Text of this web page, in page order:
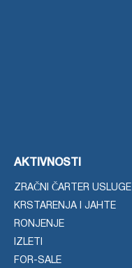
AKTIVNOSTI
ZRAČNI ČARTER USLUGE
KRSTARENJA I JAHTE
RONJENJE
IZLETI
FOR-SALE